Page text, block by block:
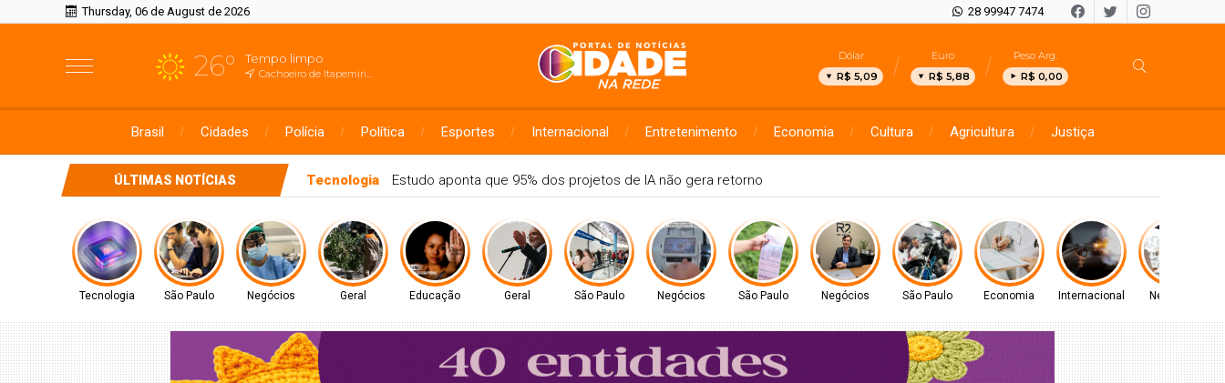
Thursday, 06 de August de 2026 28 99947 7474
26° Tempo limpo
Cachoeiro de Itapemirim, ES
Dólar
R$ 5,09
Euro
R$ 5,88
Peso Arg.
R$ 0,00
Brasil Cidades Polícia Política Esportes Internacional Entretenimento Economia Cultura Agricultura Justiça
ÚLTIMAS NOTÍCIAS São Paulo Conheça as 12 plataformas digitais gratuitas utilizadas na rede pública de SP para reforçar a aprendizagem
Tecnologia São Paulo Negócios Geral Educação Geral São Paulo Negócios São Paulo Negócios São Paulo Economia Internacional Negócios